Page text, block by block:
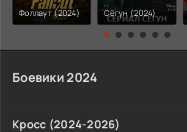
Фоллаут (2024) Сёгун (2024)
Боевики 2024
Кросс (2024-2026)